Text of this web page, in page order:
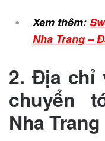
Xem thêm:
Nha Trang –
2. Địa chỉ
chuyển
Nha Trang